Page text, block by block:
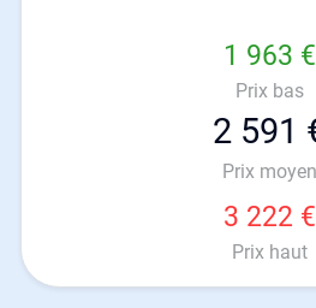
1 963 €
Prix bas
2 591
Prix moyen
3 222 €
Prix haut